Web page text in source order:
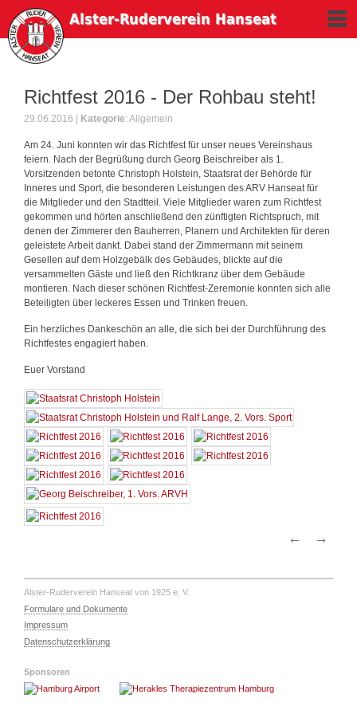
Alster-Ruderverein Hanseat
Richtfest 2016 - Der Rohbau steht!
29.06.2016 | Kategorie: Allgemein
Am 24. Juni konnten wir das Richtfest für unser neues Vereinshaus
feiern. Nach der Begrüßung durch Georg Beischreiber als 1.
Vorsitzenden betonte Christoph Holstein, Staatsrat der Behörde für
Inneres und Sport, die besonderen Leistungen desARV Hanseat für
die Mitglieder und den Stadtteil. Viele Mitglieder waren zum Richtfest
gekommen und hörten anschließend den zünftigten Richtspruch, mit
denen der Zimmerer den Bauherren, Planern und Architekten für deren
geleistete Arbeit dankt. Dabei stand der Zimmermann mit seinem
Gesellen auf dem Holzgebälk des Gebäudes, blickte auf die
versammelten Gäste und ließ den Richtkranz über dem Gebäude
montieren. Nach dieser schönen Richtfest-Zeremonie konnten sich alle
Beteiligten über leckeres Essen und Trinken freuen.
Ein herzliches Dankeschön an alle, die sich bei der Durchführung des
Richtfestes engagiert haben.
Euer Vorstand
← →
Alster-Ruderverein Hanseat von 1925 e. V.
Formulare und Dokumente
Impressum
Datenschutzerklärung
Sponsoren